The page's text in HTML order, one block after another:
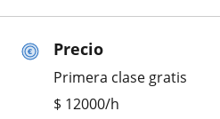
Precio
Primera clase gratis
$ 12000/h